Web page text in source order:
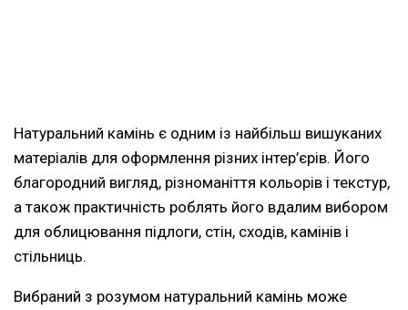
Натуральний камінь є одним із найбільш вишуканих
матеріалів для оформлення різних інтер’єрів. Його
благородний вигляд, різноманіття кольорів і текстур,
а також практичність роблять його вдалим вибором
для облицювання підлоги, стін, сходів, камінів і
стільниць.
Вибраний з розумом натуральний камінь може